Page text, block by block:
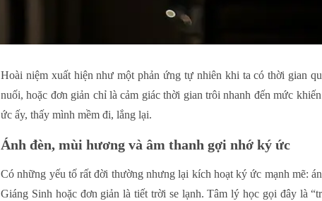
Hoài niệm xuất hiện như một phản ứng tự nhiên khi ta có thời gian
nuối, hoặc đơn giản chỉ là cảm giác thời gian trôi nhanh đến mức
ức ấy, thấy mình mềm đi, lắng lại.
Ánh đèn, mùi hương và âm thanh gợi nhớ ký ức
Có những yếu tố rất đời thường nhưng lại kích hoạt ký ức mạnh mẽ:
Giáng Sinh hoặc đơn giản là tiết trời se lạnh. Tâm lý học gọi đây là